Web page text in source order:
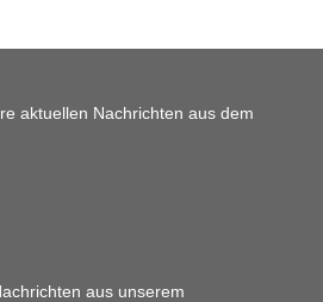
aktuellen Nachrichten aus dem
aus unserem